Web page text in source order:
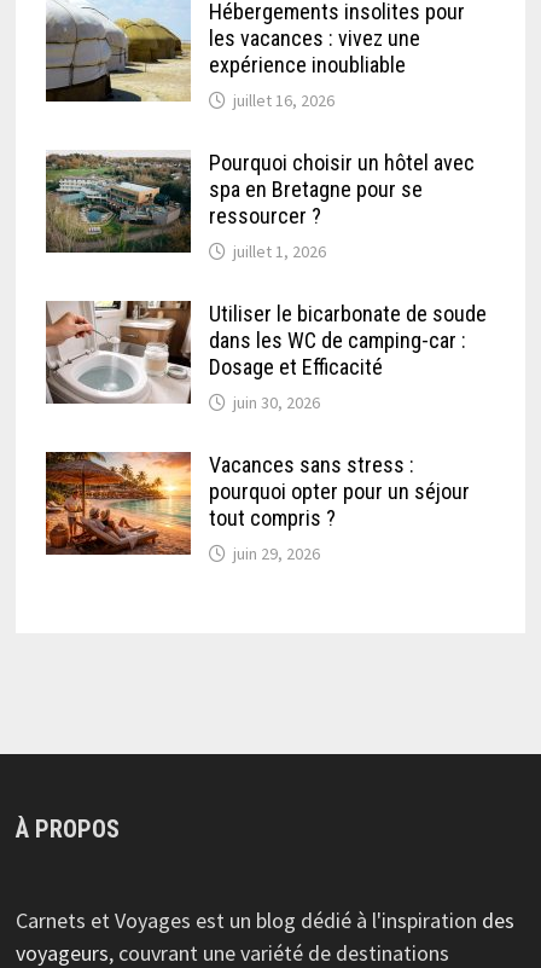
Hébergements insolites pour
les vacances : vivez une
expérience inoubliable
juillet 16, 2026
Pourquoi choisir un hôtel avec
spa en Bretagne pour se
ressourcer ?
juillet 1, 2026
Utiliser le bicarbonate de soude
dans les WC de camping-car :
Dosage et Efficacité
juin 30, 2026
Vacances sans stress :
pourquoi opter pour un séjour
tout compris ?
juin 29, 2026
À PROPOS
Carnets et Voyages est un blog dédié à l'inspiration des
voyageurs, couvrant une variété de destinations